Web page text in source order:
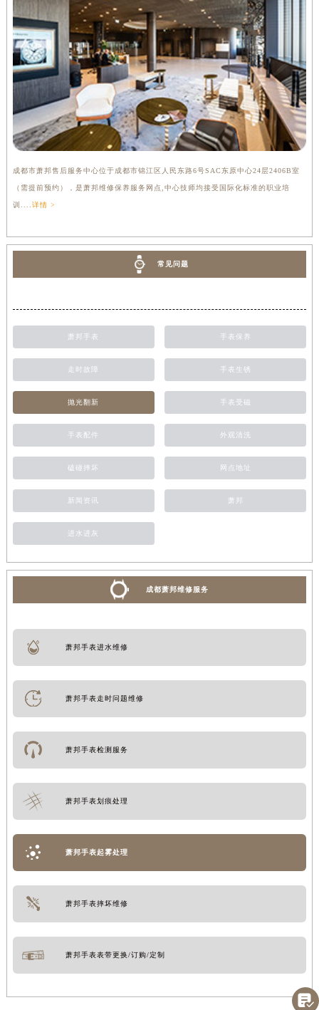
成都市萧邦售后服务中心位于成都市锦江区人民东路6号SAC东原中心24层2406B室
（需提前预约），是萧邦维修保养服务网点,中心技师均接受国际化标准的职业培
训.... 详情 >
常见问题
萧邦手表 手表保养
走时故障 手表生锈
抛光翻新 手表受磁
手表配件 外观清洗
磕碰摔坏 网点地址
新闻资讯 萧邦
进水进灰
成都萧邦维修服务
萧邦手表进水维修
萧邦手表走时问题维修
萧邦手表检测服务
萧邦手表划痕处理
萧邦手表起雾处理
萧邦手表摔坏维修
萧邦手表表带更换/订购/定制
